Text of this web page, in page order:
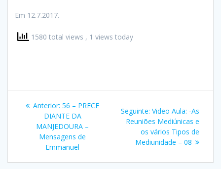
Em 12.7.2017.
1580 total views , 1 views today
Navegação
Post
Anterior: Post
anterior:
56 – PRECE
DIANTE DA
MANJEDOURA –
Mensagens de
Emmanuel
Seguinte: Post
seguinte:
Video Aula: -As
Reuniões Mediúnicas e
os vários Tipos de
Mediunidade – 08